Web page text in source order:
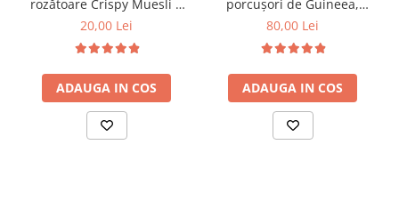
rozătoare Crispy Muesli 1
KG
20,00 Lei
ADAUGA IN COS
porcușori de Guineea,
chinchilla, 200 gr
80,00 Lei
ADAUGA IN COS